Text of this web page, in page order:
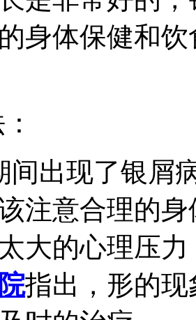
身体保健和
间出现了银屑
注意合理的
大的心理压
指出，形的